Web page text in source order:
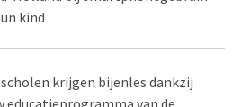
kind
krijgen bijenles dankzij